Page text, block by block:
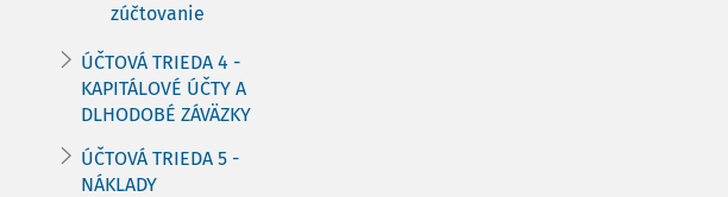
zúčtovanie
ÚČTOVÁ TRIEDA 4 -
KAPITÁLOVÉ ÚČTY A
DLHODOBÉ ZÁVÄZKY
ÚČTOVÁ TRIEDA 5 -
NÁKLADY